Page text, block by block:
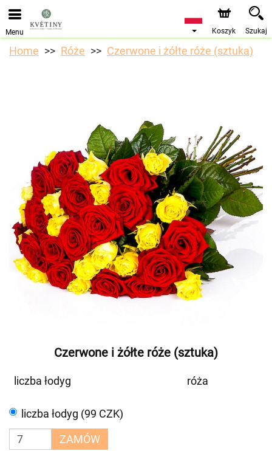
Przyjmujemy zamówienia za pośrednictwem naszego
sklepu internetowego. Najbliższy możliwy termin dostawy
to 10.08.2026 z powodu urlopu.
Menu Koszyk Szukaj
Home Róże Czerwone i żółte róże (sztuka)
Czerwone i żółte róże (sztuka)
liczba łodyg róża
liczba łodyg (99 CZK)
ZAMÓW